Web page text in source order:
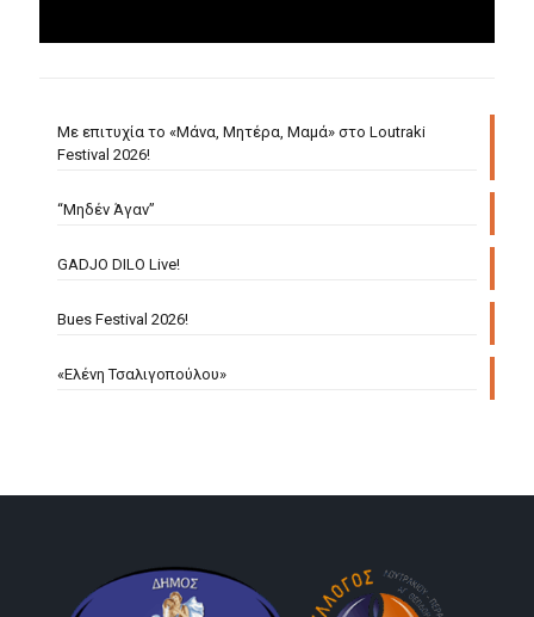
Με επιτυχία το «Μάνα, Μητέρα, Μαμά» στο Loutraki
Festival 2026!
“Μηδέν Άγαν”
GADJO DILO Live!
Bues Festival 2026!
«Ελένη Τσαλιγοπούλου»